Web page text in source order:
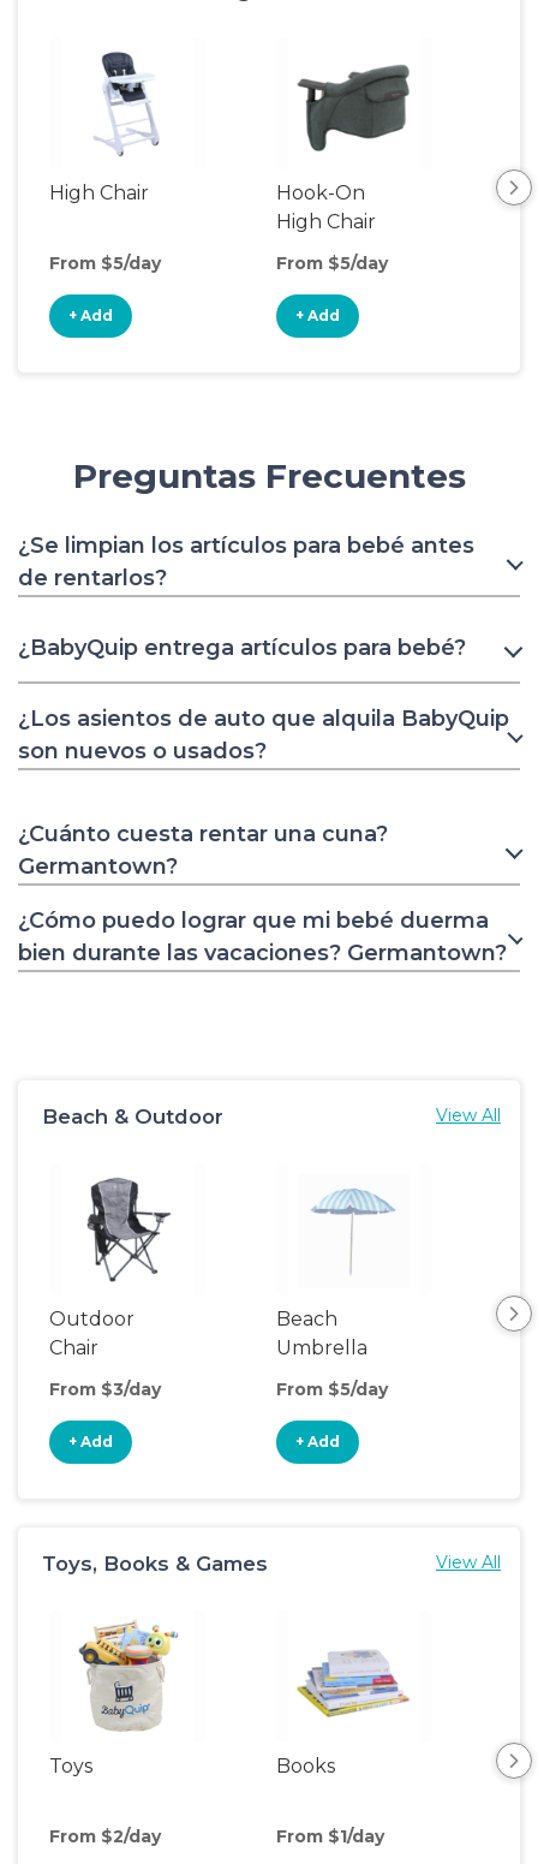
High Chair
From $5/day
+ Add
Hook-On
High Chair
From $5/day
+ Add
Preguntas Frecuentes
¿Se limpian los artículos para bebé antes
de rentarlos?
¿BabyQuip entrega artículos para bebé?
¿Los asientos de auto que alquila BabyQuip
son nuevos o usados?
¿Cuánto cuesta rentar una cuna?
Germantown?
¿Cómo puedo lograr que mi bebé duerma
bien durante las vacaciones? Germantown?
Beach & Outdoor View All
Outdoor
Chair
From $3/day
+ Add
Beach
Umbrella
From $5/day
+ Add
Toys, Books & Games View All
Toys
From $2/day
Books
From $1/day